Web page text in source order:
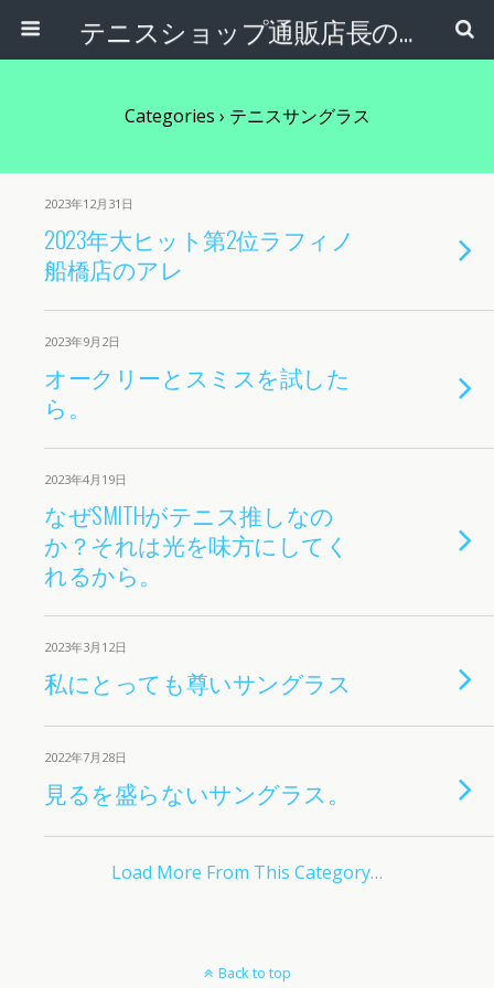
テニスショップ通販店長のブログ＠テニスショップLAFINO 西山克久
Categories › テニスサングラス
2023年12月31日
2023年大ヒット第2位ラフィノ
船橋店のアレ
2023年9月2日
オークリーとスミスを試した
ら。
2023年4月19日
なぜSMITHがテニス推しなの
か？それは光を味方にしてく
れるから。
2023年3月12日
私にとっても尊いサングラス
2022年7月28日
見るを盛らないサングラス。
Load More From This Category…
Back to top